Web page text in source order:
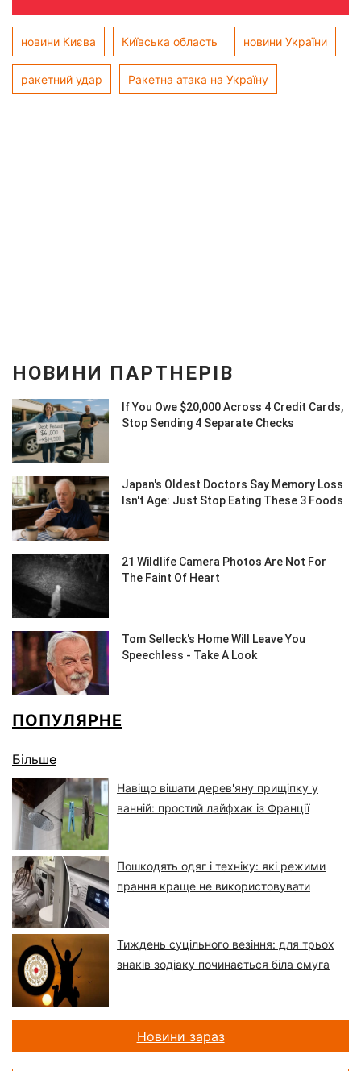
новини Києва Київська область новини України
ракетний удар Ракетна атака на Україну
ПОПУЛЯРНЕ
Більше
Навіщо вішати дерев'яну прищіпку у
ванній: простий лайфхак із Франції
Пошкодять одяг і техніку: які режими
прання краще не використовувати
Тиждень суцільного везіння: для трьох
знаків зодіаку починається біла смуга
Новини зараз